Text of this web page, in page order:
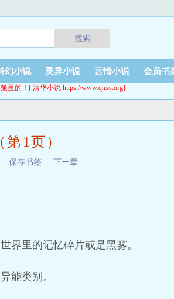
搜索
幻小说 灵异小说 言情小说 会员书
里的！[ 清华小说 https://www.qhxs.org]
1页）
保存书签 下一章
界里的记忆碎片或是黑雾。
能类别。